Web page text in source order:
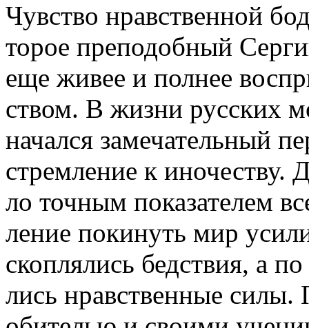
Чув­ство нрав­ствен­ной
то­рое пре­по­доб­ный
еще жи­вее и пол­нее
ством. В жиз­ни рус­ских
на­чал­ся за­ме­ча­тель­ный
стрем­ле­ние к
ло точ­ным по­ка­за­те­лем
ле­ние по­ки­нуть мир
скоп­ля­лись бед­ствия, а
лись нрав­ствен­ные